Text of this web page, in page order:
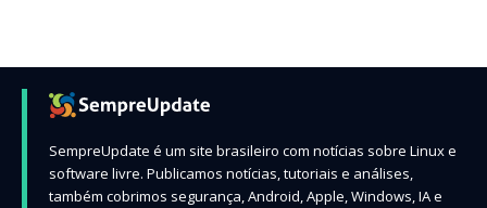
SempreUpdate é um site brasileiro com notícias sobre Linux e
software livre. Publicamos notícias, tutoriais e análises,
também cobrimos segurança, Android, Apple, Windows, IA e